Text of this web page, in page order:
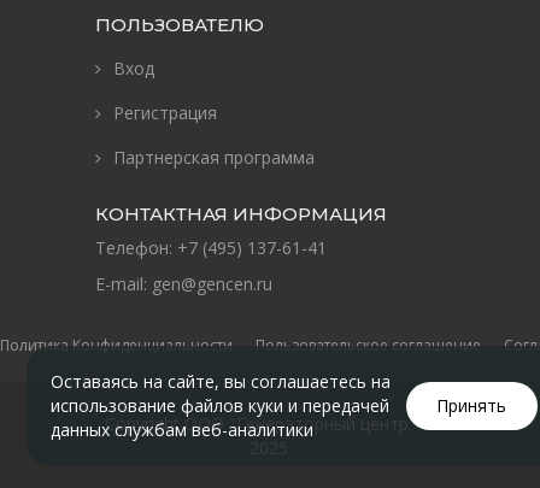
ПОЛЬЗОВАТЕЛЮ
Вход
Регистрация
Партнерская программа
КОНТАКТНАЯ ИНФОРМАЦИЯ
Телефон: +7 (495) 137-61-41
E-mail: gen@gencen.ru
Политика Конфиденциальности Пользовательское соглашение
Copyright ООО "Генераторный центр" ©
Оставаясь на сайте, вы соглашаетесь на
использование файлов куки и передачей
данных службам веб-аналитики
Принять